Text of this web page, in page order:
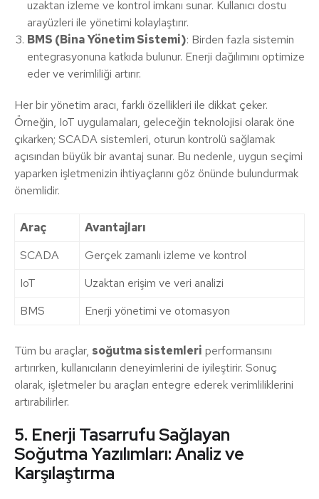
uzaktan izleme ve kontrol imkanı sunar. Kullanıcı dostu
arayüzleri ile yönetimi kolaylaştırır.
BMS (Bina Yönetim Sistemi): Birden fazla sistemin
entegrasyonuna katkıda bulunur. Enerji dağılımını optimize
eder ve verimliliği artırır.
Her bir yönetim aracı, farklı özellikleri ile dikkat çeker.
Örneğin, IoT uygulamaları, geleceğin teknolojisi olarak öne
çıkarken; SCADA sistemleri, oturun kontrolü sağlamak
açısından büyük bir avantaj sunar. Bu nedenle, uygun seçimi
yaparken işletmenizin ihtiyaçlarını göz önünde bulundurmak
önemlidir.
Araç
Avantajları
SCADA
Gerçek zamanlı izleme ve kontrol
IoT
Uzaktan erişim ve veri analizi
BMS
Enerji yönetimi ve otomasyon
Tüm bu araçlar, soğutma sistemleri performansını
artırırken, kullanıcıların deneyimlerini de iyileştirir. Sonuç
olarak, işletmeler bu araçları entegre ederek verimliliklerini
artırabilirler.
5. Enerji Tasarrufu Sağlayan
Soğutma Yazılımları: Analiz ve
Karşılaştırma